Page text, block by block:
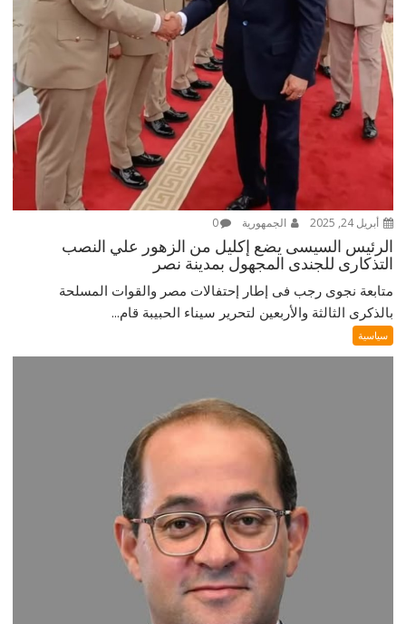
أبريل 24, 2025 الجمهورية 0
الرئيس السيسى يضع إكليل من الزهور علي النصب
التذكارى للجندى المجهول بمدينة نصر
متابعة نجوى رجب فى إطار إحتفالات مصر والقوات المسلحة
بالذكرى الثالثة والأربعين لتحرير سيناء الحبيبة قام...
سياسية